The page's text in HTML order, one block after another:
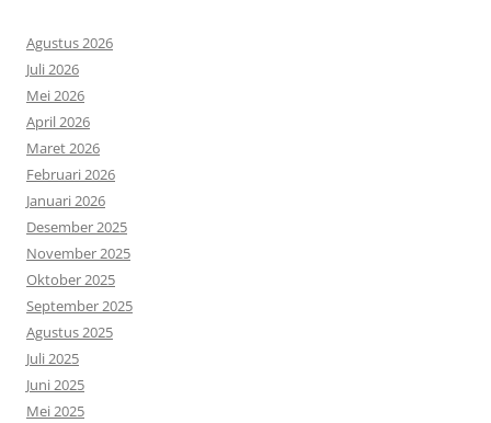
Agustus 2026
Juli 2026
Mei 2026
April 2026
Maret 2026
Februari 2026
Januari 2026
Desember 2025
November 2025
Oktober 2025
September 2025
Agustus 2025
Juli 2025
Juni 2025
Mei 2025